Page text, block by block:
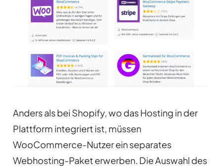
Anders als bei Shopify, wo das Hosting in der
Plattform integriert ist, müssen
WooCommerce-Nutzer ein separates
Webhosting-Paket erwerben. Die Auswahl des